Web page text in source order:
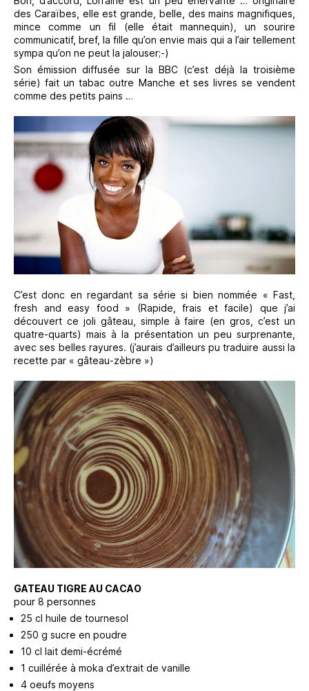
des Caraïbes, elle est grande, belle, des mains magnifiques,
mince comme un fil (elle était mannequin), un sourire
communicatif, bref, la fille qu’on envie mais qui a l’air tellement
sympa qu’on ne peut la jalouser;-)
Son émission diffusée sur la BBC (c’est déjà la troisième
série) fait un tabac outre Manche et ses livres se vendent
comme des petits pains …
C’est donc en regardant sa série si bien nommée « Fast,
fresh and easy food » (Rapide, frais et facile) que j’ai
découvert ce joli gâteau, simple à faire (en gros, c’est un
quatre-quarts) mais à la présentation un peu surprenante,
avec ses belles rayures. (j’aurais d’ailleurs pu traduire aussi la
recette par « gâteau-zèbre »)
GATEAU TIGRE AU CACAO
pour 8 personnes
25 cl huile de tournesol
250 g sucre en poudre
10 cl lait demi-écrémé
1 cuillérée à moka d’extrait de vanille
4 oeufs moyens